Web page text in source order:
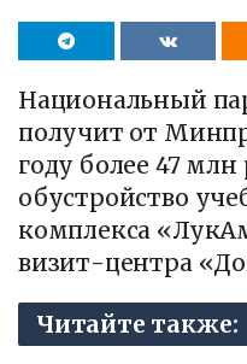
Национальный
получит от
году более 47 млн
обустройство
комплекса
визит-центра
Читайте также: